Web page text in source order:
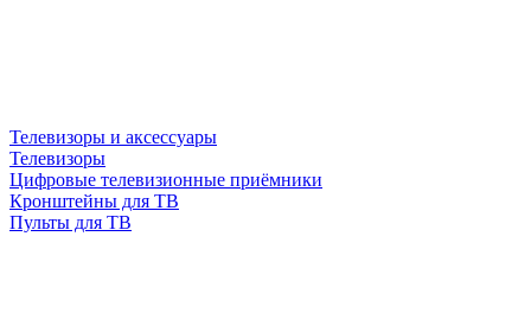
Телевизоры и аксессуары
Телевизоры
Цифровые телевизионные приёмники
Кронштейны для ТВ
Пульты для ТВ